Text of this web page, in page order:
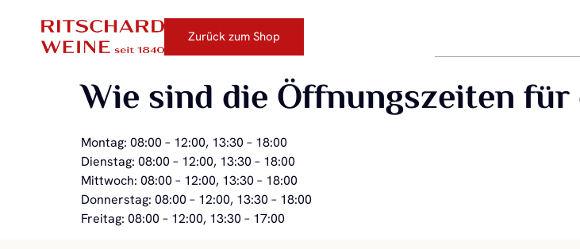
Zurück zum Shop
Wie sind die Öffnungszeiten
Montag: 08:00 – 12:00, 13:30 – 18:00
Dienstag: 08:00 – 12:00, 13:30 – 18:00
Mittwoch: 08:00 – 12:00, 13:30 – 18:00
Donnerstag: 08:00 – 12:00, 13:30 – 18:00
Freitag: 08:00 – 12:00, 13:30 – 17:00